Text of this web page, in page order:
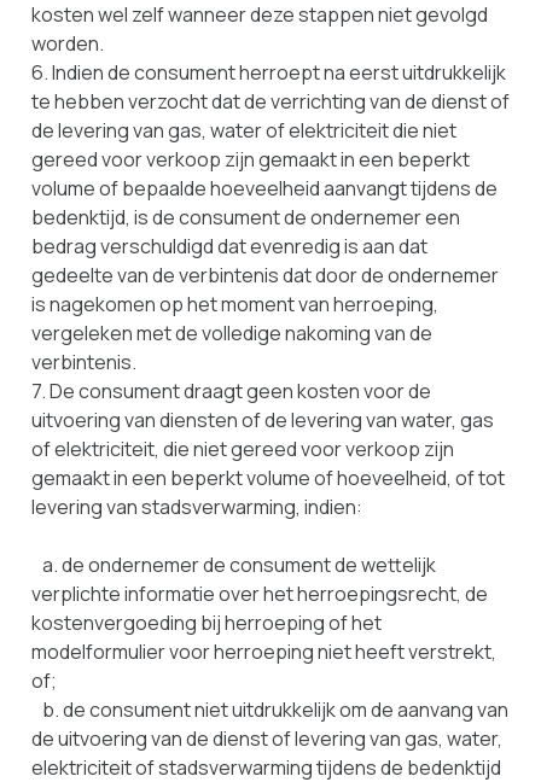
kosten wel zelf wanneer deze stappen niet gevolgd
worden.
6. Indien de consument herroept na eerst uitdrukkelijk
te hebben verzocht dat de verrichting van de dienst of
de levering van gas, water of elektriciteit die niet
gereed voor verkoop zijn gemaakt in een beperkt
volume of bepaalde hoeveelheid aanvangt tijdens de
bedenktijd, is de consument de ondernemer een
bedrag verschuldigd dat evenredig is aan dat
gedeelte van de verbintenis dat door de ondernemer
is nagekomen op het moment van herroeping,
vergeleken met de volledige nakoming van de
verbintenis.
7. De consument draagt geen kosten voor de
uitvoering van diensten of de levering van water, gas
of elektriciteit, die niet gereed voor verkoop zijn
gemaakt in een beperkt volume of hoeveelheid, of tot
levering van stadsverwarming, indien:
a. de ondernemer de consument de wettelijk
verplichte informatie over het herroepingsrecht, de
kostenvergoeding bij herroeping of het
modelformulier voor herroeping niet heeft verstrekt,
of;
b. de consument niet uitdrukkelijk om de aanvang van
de uitvoering van de dienst of levering van gas, water,
elektriciteit of stadsverwarming tijdens de bedenktijd